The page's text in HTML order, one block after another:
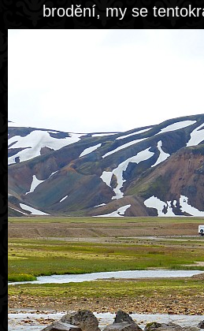
brodění, my se